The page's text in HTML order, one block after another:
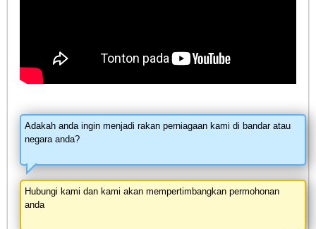
Adakah anda ingin menjadi rakan perniagaan kami di bandar atau
negara anda?
Hubungi kami dan kami akan mempertimbangkan permohonan
anda